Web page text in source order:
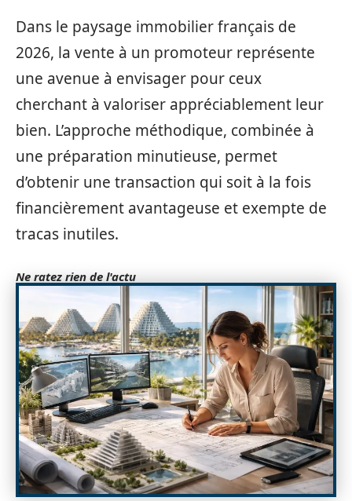
Dans le paysage immobilier français de
2026, la vente à un promoteur représente
une avenue à envisager pour ceux
cherchant à valoriser appréciablement leur
bien. L’approche méthodique, combinée à
une préparation minutieuse, permet
d’obtenir une transaction qui soit à la fois
financièrement avantageuse et exempte de
tracas inutiles.
Ne ratez rien de l'actu